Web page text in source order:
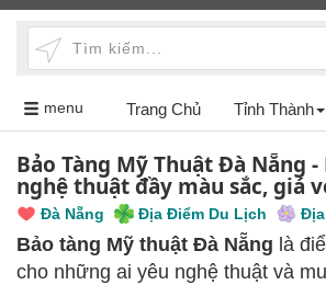
menu Toggle
navigation
Trang Chủ Tỉnh Thành
Bảo Tàng Mỹ Thuật Đà Nẵng
nghệ thuật đầy màu sắc, giá
Đà Nẵng Địa Điểm Du Lịch
Bảo tàng Mỹ thuật Đà Nẵng là
cho những ai yêu nghệ thuật và